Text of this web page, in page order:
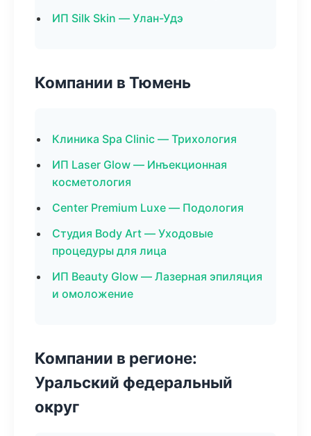
ИП Silk Skin — Улан-Удэ
Компании в Тюмень
Клиника Spa Clinic — Трихология
ИП Laser Glow — Инъекционная
косметология
Center Premium Luxe — Подология
Студия Body Art — Уходовые
процедуры для лица
ИП Beauty Glow — Лазерная эпиляция
и омоложение
Компании в регионе:
Уральский федеральный
округ